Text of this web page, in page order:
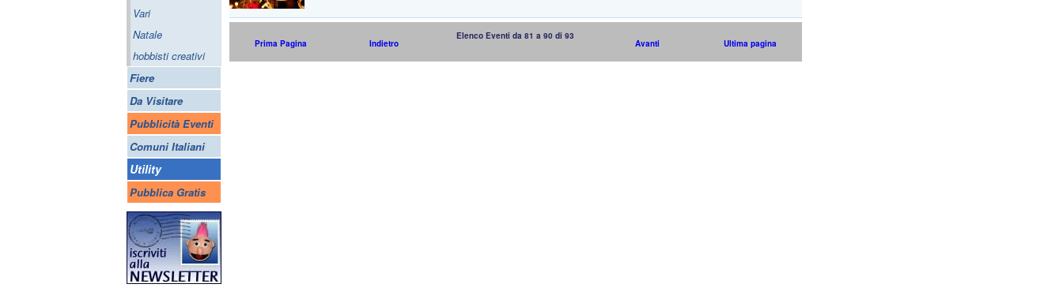
Vari
Natale
hobbisti creativi
Fiere
Da Visitare
Pubblicità Eventi
Comuni Italiani
Utility
Pubblica Gratis
Prima Pagina Indietro
Elenco Eventi da 81 a 90 di 93
Avanti Ultima pagina